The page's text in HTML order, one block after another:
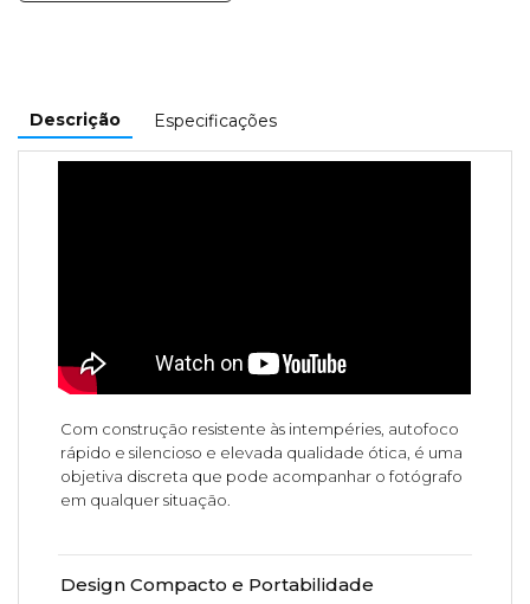
Descrição Especificações
Com construção resistente às intempéries, autofoco
rápido e silencioso e elevada qualidade ótica, é uma
objetiva discreta que pode acompanhar o fotógrafo
em qualquer situação.
Design Compacto e Portabilidade